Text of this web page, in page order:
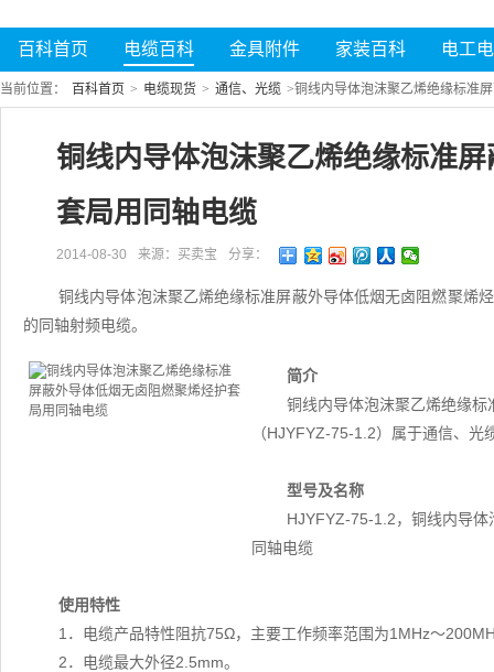
百科首页 电缆百科 金具附件 家装百科 电工
当前位置： 百科首页 > 电缆现货 > 通信、光缆 >铜线内导体泡沫聚乙烯绝缘标准
铜线内导体泡沫聚乙烯绝缘标准
套局用同轴电缆
2014-08-30 来源：买卖宝 分享：
铜线内导体泡沫聚乙烯绝缘标准屏蔽外导体低烟无卤阻燃聚烯
的同轴射频电缆。
简介
铜线内导体泡沫聚乙烯绝缘
（HJYFYZ-75-1.2）属于通信、
型号及名称
HJYFYZ-75-1.2，铜线内导
同轴电缆
使用特性
1．电缆产品特性阻抗75Ω，主要工作频率范围为1MHz～
2．电缆最大外径2.5mm。